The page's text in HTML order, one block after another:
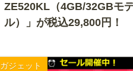
ZE520KL（4GB/32GBモ
ル）」が税込29,800円！
ガジェット